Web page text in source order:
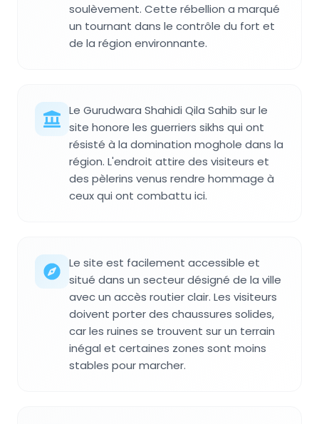
soulèvement. Cette rébellion a marqué
un tournant dans le contrôle du fort et
de la région environnante.
Le Gurudwara Shahidi Qila Sahib sur le
site honore les guerriers sikhs qui ont
résisté à la domination moghole dans la
région. L'endroit attire des visiteurs et
des pèlerins venus rendre hommage à
ceux qui ont combattu ici.
Le site est facilement accessible et
situé dans un secteur désigné de la ville
avec un accès routier clair. Les visiteurs
doivent porter des chaussures solides,
car les ruines se trouvent sur un terrain
inégal et certaines zones sont moins
stables pour marcher.